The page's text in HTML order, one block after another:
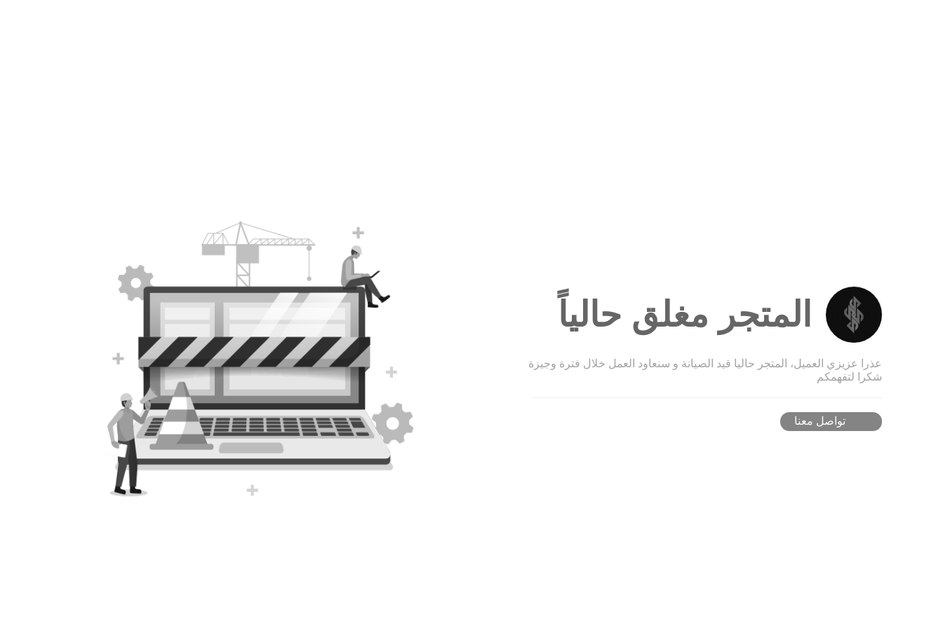
المتجر مغلق حالياً
عذرا عزيزي العميل، المتجر حاليا قيد الصيانة و سنعاود العمل خلال فترة وجيزة
شكرا لتفهمكم
تواصل معنا